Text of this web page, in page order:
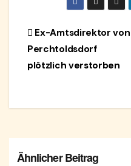
Ex-Amtsdirektor von
Perchtoldsdorf
plötzlich verstorben
Ähnlicher Beitrag